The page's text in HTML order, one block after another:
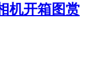
机开箱图赏